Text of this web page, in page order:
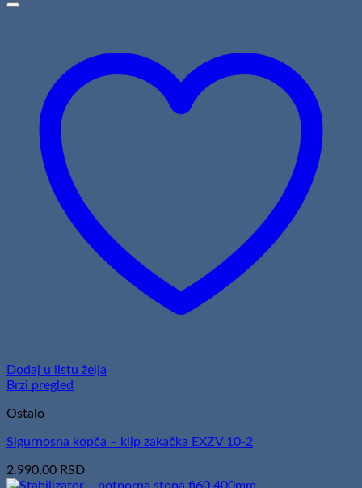
Dodaj u listu želja
Brzi pregled
Ostalo
Sigurnosna kopča – klip zakačka EXZV 10-2
2.990,00 RSD